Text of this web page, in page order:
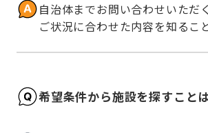
自治体までお問い合わせいただ
ご状況に合わせた内容を知るこ
希望条件から施設を探すこと